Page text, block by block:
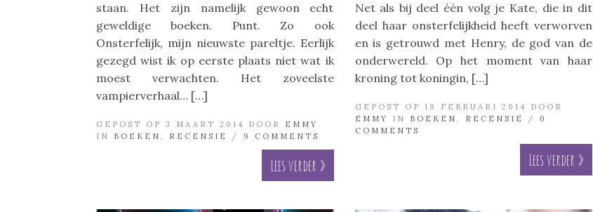
staan. Het zijn namelijk gewoon echt
geweldige boeken. Punt. Zo ook
Onsterfelijk, mijn nieuwste pareltje. Eerlijk
gezegd wist ik op eerste plaats niet wat ik
moest verwachten. Het zoveelste
vampierverhaal… […]
GEPOST OP 3 MAART 2014 DOOR EMMY
IN BOEKEN , RECENSIE / 9 COMMENTS
Lees verder »
Net als bij deel één volg je Kate, die in dit
deel haar onsterfelijkheid heeft verworven
en is getrouwd met Henry, de god van de
onderwereld. Op het moment van haar
kroning tot koningin, […]
GEPOST OP 18 FEBRUARI 2014 DOOR
EMMY
IN BOEKEN , RECENSIE /
0
COMMENTS
Lees verder »